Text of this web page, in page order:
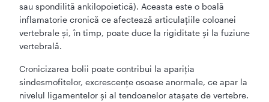
sau spondilită ankilopoietică). Aceasta este o boală
inflamatorie cronică ce afectează articulațiile coloanei
vertebrale și, în timp, poate duce la rigiditate și la fuziune
vertebrală.
Cronicizarea bolii poate contribui la apariția
sindesmofitelor, excrescențe osoase anormale, ce apar la
nivelul ligamentelor și al tendoanelor atașate de vertebre.